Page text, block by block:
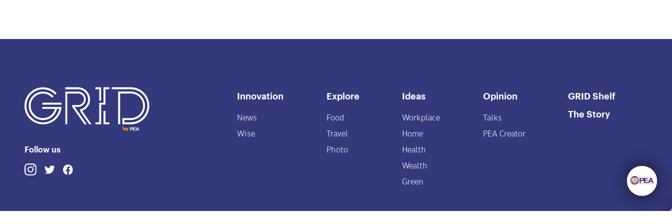
Follow us
Innovation
News
Wise
Explore
Food
Travel
Photo
Ideas
Workplace
Home
Health
Wealth
Green
Opinion
Talks
PEA Creator
GRID Shelf
The Story